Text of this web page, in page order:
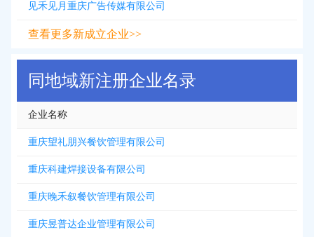
见禾见月重庆广告传媒有限公司
查看更多新成立企业>>
同地域新注册企业名录
企业名称
重庆望礼朋兴餐饮管理有限公司
重庆科建焊接设备有限公司
重庆晚禾叙餐饮管理有限公司
重庆昱普达企业管理有限公司